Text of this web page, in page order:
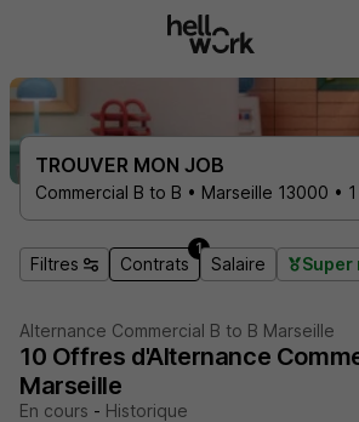
TROUVER MON JOB
Commercial B to B • Marseille 13000 •
Filtres Contrats
1
Salaire
Alternance Commercial B to B Marseille
10 Offres d'Alternance
Marseille
En cours - Historique